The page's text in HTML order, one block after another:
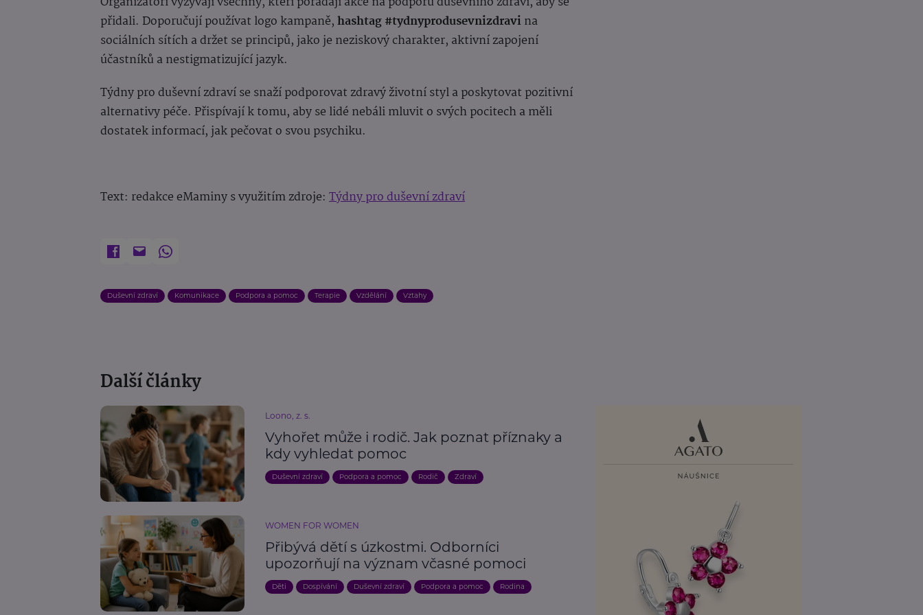
přidali. Doporučují používat logo kampaně,hashtag #tydnyprodusevnizdravina
sociálních sítích a držet se principů, jako je neziskový charakter, aktivní zapojení
účastníků a nestigmatizující jazyk.
Týdny pro duševní zdraví se snaží podporovat zdravý životní styl a poskytovat pozitivní
alternativy péče. Přispívají k tomu, aby se lidé nebáli mluvit o svých pocitech a měli
dostatek informací, jak pečovat o svou psychiku.
Text: redakce eMaminy s využitím zdroje: Týdny pro duševní zdraví
Duševní zdraví Komunikace Podpora a pomoc Terapie Vzdělání Vztahy
Další články
Loono, z. s.
Vyhořet může i rodič. Jak poznat příznaky a
kdy vyhledat pomoc
Duševní zdraví Podpora a pomoc Rodič Zdraví
WOMEN FOR WOMEN
Přibývá dětí s úzkostmi. Odborníci
upozorňují na význam včasné pomoci
Děti Dospívání Duševní zdraví Podpora a pomoc Rodina